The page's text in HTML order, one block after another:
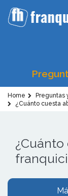
Home
Preguntas
¿Cuánto cuesta